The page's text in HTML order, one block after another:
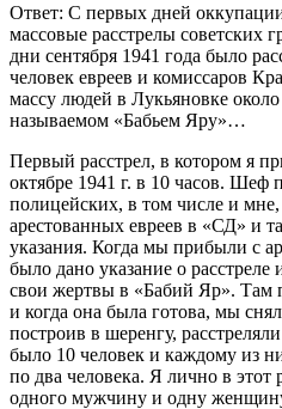
Ответ: С первых дней
массовые расстрелы советских
дни сентября 1941 года было
человек евреев и комиссаров
массу людей в Лукьяновке
называемом «Бабьем Яру»…
Первый расстрел, в котором я
октябре 1941 г. в 10 часов.
полицейских, в том числе и мне,
арестованных евреев в «СД» и
указания. Когда мы прибыли с
было дано указание о
свои жертвы в «Бабий Яр». Там
и когда она была готова, мы
построив в шеренгу,
было 10 человек и каждому из
по два человека. Я лично в этот
одного мужчину и одну